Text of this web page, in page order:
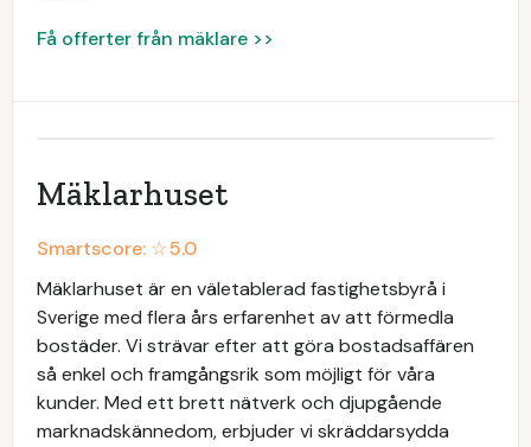
Få offerter från mäklare >>
Mäklarhuset
Smartscore: ☆5.0
Mäklarhuset är en väletablerad fastighetsbyrå i
Sverige med flera års erfarenhet av att förmedla
bostäder. Vi strävar efter att göra bostadsaffären
så enkel och framgångsrik som möjligt för våra
kunder. Med ett brett nätverk och djupgående
marknadskännedom, erbjuder vi skräddarsydda